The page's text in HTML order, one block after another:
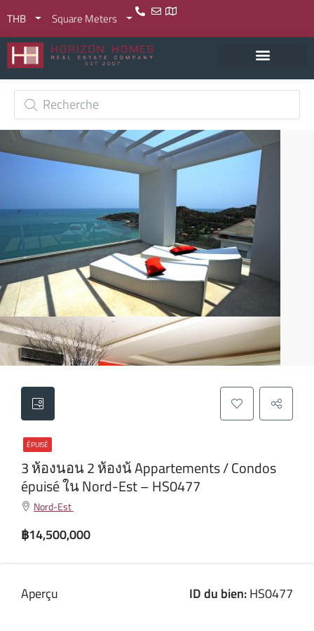
THB Square Meters
ÉPUISÉ
3 ห้องนอน 2 ห้องน้ Appartements / Condos
épuisé ใน Nord-Est – HS0477
Nord-Est
฿14,500,000
Aperçu ID du bien:HS0477